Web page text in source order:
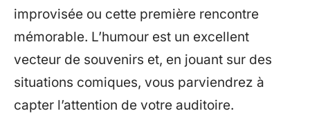
improvisée ou cette première rencontre
mémorable. L’humour est un excellent
vecteur de souvenirs et, en jouant sur des
situations comiques, vous parviendrez à
capter l’attention de votre auditoire.